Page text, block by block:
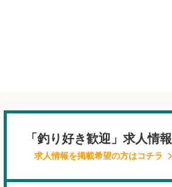
「釣り好き歓迎」求人情報
求人情報を掲載希望の方はコチラ